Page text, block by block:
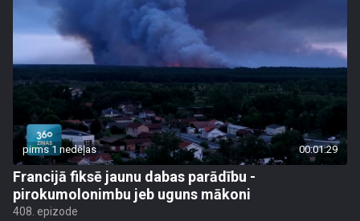
pirms 1 nedēļas 00:01:29
Francijā fiksē jaunu dabas parādību -
pirokumolonimbu jeb uguns mākoni
408. epizode